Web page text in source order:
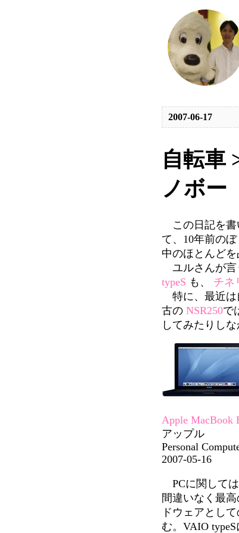
2007-06-17
自転車
ノボー
この日記を書
て、10年前の
中のほとんどを
ユルさんが言
typeS も、 チネ
特に、最近は
古の NSR250で
してみたりしな
Apple MacBook
アップル
Personal
2007-05-16
PCに関して
間違いなく最
ドウェアとし
む。VAIO